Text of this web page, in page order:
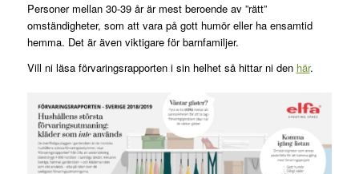
Personer mellan 30-39 år är mest beroende av ”rätt”
omständigheter, som att vara på gott humör eller ha ensamtid
hemma. Det är även viktigare för barnfamiljer.
Vill ni läsa förvaringsrapporten i sin helhet så hittar ni den här.